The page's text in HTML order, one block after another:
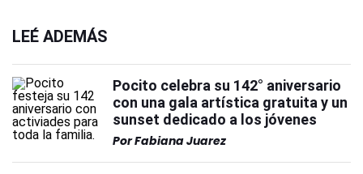
LEÉ ADEMÁS
Pocito celebra su 142° aniversario
con una gala artística gratuita y un
sunset dedicado a los jóvenes
PorFabiana Juarez